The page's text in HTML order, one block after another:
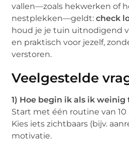
vallen—zoals hekwerken of
nestplekken—geldt:check
houd je je tuin uitnodigend
en praktisch voor jezelf,
verstoren.
Veelgestelde
1) Hoe begin ik als ik weinig
Start met één routine van
Kies iets zichtbaars (bijv.
motivatie.